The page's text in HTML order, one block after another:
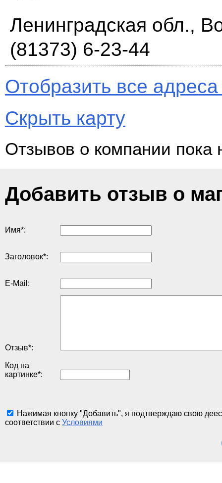
Ленинградская обл.,
(81373) 6-23-44
Отобразить все
Скрыть карту
Отзывов о компании пока
Добавить отзыв о
Имя*:
Заголовок*:
E-Mail:
Отзыв*:
Код на
картинке*:
Нажимая кнопку "Добавить", я подтверждаю свою
соответствии с Условиями